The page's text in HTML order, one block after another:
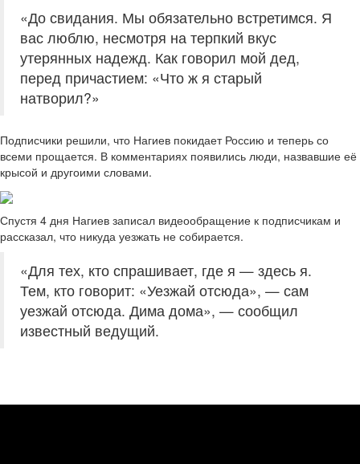
«До свидания. Мы обязательно встретимся. Я
вас люблю, несмотря на терпкий вкус
утерянных надежд. Как говорил мой дед,
перед причастием: «Что ж я старый
натворил?»
Подписчики решили, что Нагиев покидает Россию и теперь со
всеми прощается. В комментариях появились люди, назвавшие её
крысой и другоими словами.
Спустя 4 дня Нагиев записал видеообращение к подписчикам и
рассказал, что никуда уезжать не собирается.
«Для тех, кто спрашивает, где я — здесь я.
Тем, кто говорит: «Уезжай отсюда», — сам
уезжай отсюда. Дима дома», — сообщил
известный ведущий.